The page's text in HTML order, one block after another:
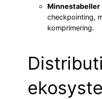
Minnestabeller
checkpointing,
komprimering.